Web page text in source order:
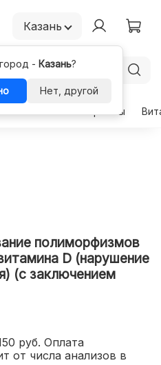
Казань
- Казань?
Нет, другой
Гормоны
полиморфизмов
D (нарушение
(с заключением
руб. Оплата
от числа анализов в